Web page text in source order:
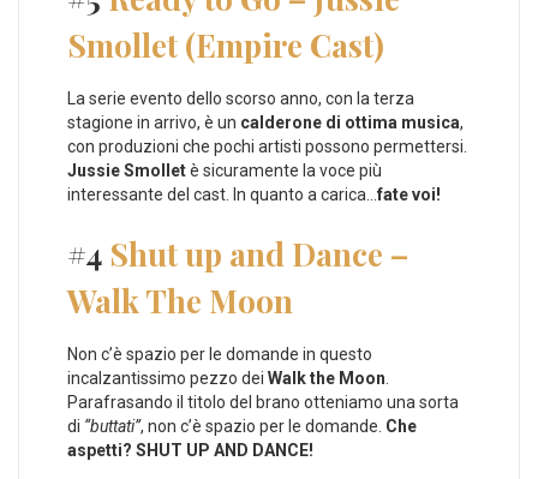
Smollet (Empire Cast)
La serie evento dello scorso anno, con la terza
stagione in arrivo, è un calderone di ottima musica,
con produzioni che pochi artisti possono permettersi.
Jussie Smolletè sicuramente la voce più
interessante del cast. In quanto a carica… fate voi!
#4 Shut up and Dance –
Walk The Moon
Non c’è spazio per le domande in questo
incalzantissimo pezzo dei Walk the Moon
Parafrasando il titolo del brano otteniamo una sorta
di “buttati”, non c’è spazio per le domande. Che
aspetti? SHUT UP AND DANCE!